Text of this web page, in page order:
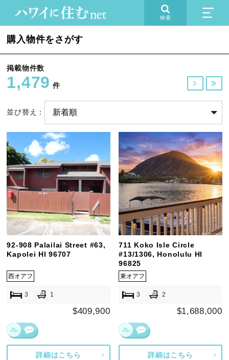
検索
購入物件をさがす
掲載物件数
1,479 件  
並び替え：
92-908 Palailai Street #63,
Kapolei HI 96707
西オアフ
3 1
$409,900
詳細はこちら
711 Koko Isle Circle
#13/1306, Honolulu HI
96825
東オアフ
3 2
$1,688,000
詳細はこちら